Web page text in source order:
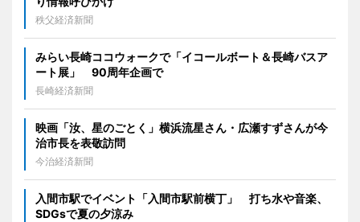
秩父経済新聞
みらい長崎ココウォークで「イコールボート＆長崎バスア
ート展」 90周年企画で
長崎経済新聞
映画「汝、星のごとく」横浜流星さん・広瀬すずさんが今
治市長を表敬訪問
今治経済新聞
入間市駅でイベント「入間市駅前横丁」 打ち水や音楽、
SDGsで夏の夕涼み